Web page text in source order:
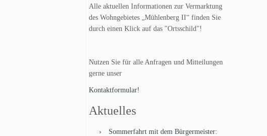
Alle aktuellen Informationen zur Vermarktung
des Wohngebietes „Mühlenberg II“ finden Sie
durch einen Klick auf das "Ortsschild"!
Nutzen Sie für alle Anfragen und Mitteilungen
gerne unser
Kontaktformular!
Aktuelles
Sommerfahrt mit dem Bürgermeister: